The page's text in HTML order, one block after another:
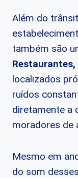
Além do
também são
localizados
ruídos
diretamente a
moradores de
Mesmo em
do som